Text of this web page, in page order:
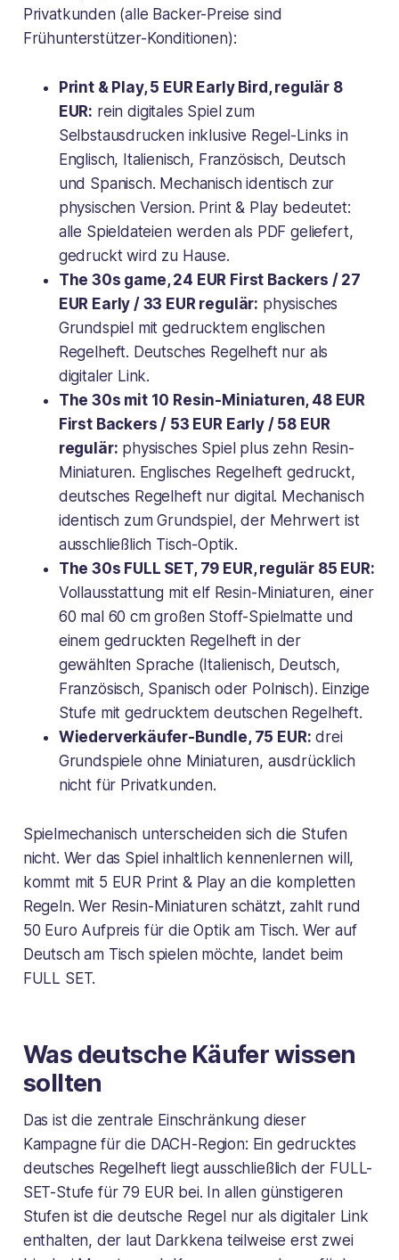
Privatkunden (alle Backer-Preise sind
Frühunterstützer-Konditionen):
Print & Play, 5 EUR Early Bird, regulär 8
EUR: rein digitales Spiel zum
Selbstausdrucken inklusive Regel-Links in
Englisch, Italienisch, Französisch, Deutsch
und Spanisch. Mechanisch identisch zur
physischen Version. Print & Play bedeutet:
alle Spieldateien werden als PDF geliefert,
gedruckt wird zu Hause.
The 30s game, 24 EUR First Backers / 27
EUR Early / 33 EUR regulär: physisches
Grundspiel mit gedrucktem englischen
Regelheft. Deutsches Regelheft nur als
digitaler Link.
The 30s mit 10 Resin-Miniaturen, 48 EUR
First Backers / 53 EUR Early / 58 EUR
regulär: physisches Spiel plus zehn Resin-
Miniaturen. Englisches Regelheft gedruckt,
deutsches Regelheft nur digital. Mechanisch
identisch zum Grundspiel, der Mehrwert ist
ausschließlich Tisch-Optik.
The 30s FULL SET, 79 EUR, regulär 85 EUR:
Vollausstattung mit elf Resin-Miniaturen, einer
60 mal 60 cm großen Stoff-Spielmatte und
einem gedruckten Regelheft in der
gewählten Sprache (Italienisch, Deutsch,
Französisch, Spanisch oder Polnisch). Einzige
Stufe mit gedrucktem deutschen Regelheft.
Wiederverkäufer-Bundle, 75 EUR: drei
Grundspiele ohne Miniaturen, ausdrücklich
nicht für Privatkunden.
Spielmechanisch unterscheiden sich die Stufen
nicht. Wer das Spiel inhaltlich kennenlernen will,
kommt mit 5 EUR Print & Play an die kompletten
Regeln. Wer Resin-Miniaturen schätzt, zahlt rund
50 Euro Aufpreis für die Optik am Tisch. Wer auf
Deutsch am Tisch spielen möchte, landet beim
FULL SET.
Was deutsche Käufer wissen
sollten
Das ist die zentrale Einschränkung dieser
Kampagne für die DACH-Region: Ein gedrucktes
deutsches Regelheft liegt ausschließlich der FULL-
SET-Stufe für 79 EUR bei. In allen günstigeren
Stufen ist die deutsche Regel nur als digitaler Link
enthalten, der laut Darkkena teilweise erst zwei